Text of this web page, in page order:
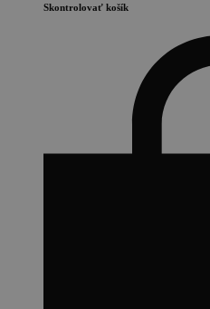
Skontrolovať košík